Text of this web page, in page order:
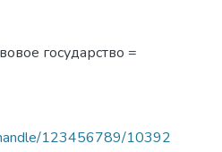
государство =
123456789/10392